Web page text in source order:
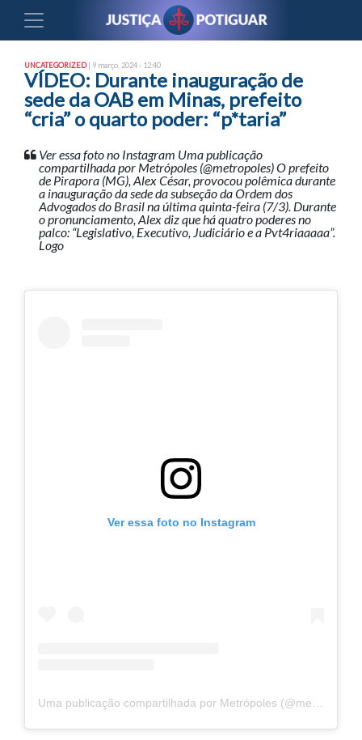
UNCATEGORIZED| 9 março, 2024 - 12:40
VÍDEO: Durante inauguração de
sede da OAB em Minas, prefeito
“cria” o quarto poder: “p*taria”
Ver essa foto no Instagram Uma publicação
compartilhada por Metrópoles (@metropoles) O prefeito
de Pirapora (MG), Alex César, provocou polêmica durante
a inauguração da sede da subseção da Ordem dos
Advogados do Brasil na última quinta-feira (7/3). Durante
o pronunciamento, Alex diz que há quatro poderes no
palco: “Legislativo, Executivo, Judiciário e a Pvt4riaaaaa”.
Logo
Ver essa foto no Instagram